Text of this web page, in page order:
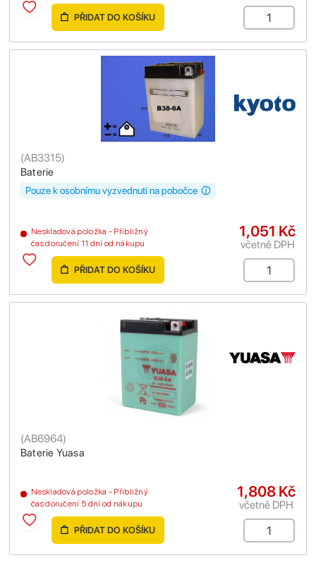
PŘIDAT DO KOŠÍKU
Baterie
(AB3315)
Neskladová položka - Přibližný
čas doručení 11 dní od nákupu
Pouze k osobnímu vyzvednutí na pobočce
1,051 Kč
včetně DPH
PŘIDAT DO KOŠÍKU
Baterie Yuasa
(AB6964)
Neskladová položka - Přibližný
čas doručení 5 dní od nákupu
1,808 Kč
včetně DPH
PŘIDAT DO KOŠÍKU